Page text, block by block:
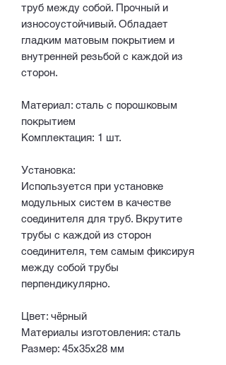
труб между собой. Прочный и
износоустойчивый. Обладает
гладким матовым покрытием и
внутренней резьбой с каждой из
сторон.
Материал: сталь с порошковым
покрытием
Комплектация: 1 шт.
Установка:
Используется при установке
модульных систем в качестве
соединителя для труб. Вкрутите
трубы с каждой из сторон
соединителя, тем самым фиксируя
между собой трубы
перпендикулярно.
Цвет: чёрный
Материалы изготовления: сталь
Размер: 45x35x28 мм